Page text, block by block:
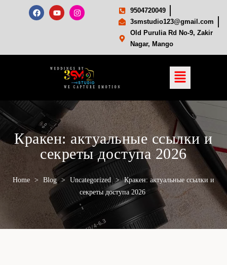
9504720049
3smstudio123@gmail.com
Old Purulia Rd No-9, Zakir
Nagar, Mango
Кракен: актуальные ссылки и
секреты доступа 2026
Home > Blog > Uncategorized > Кракен: актуальные ссылки и
секреты доступа 2026